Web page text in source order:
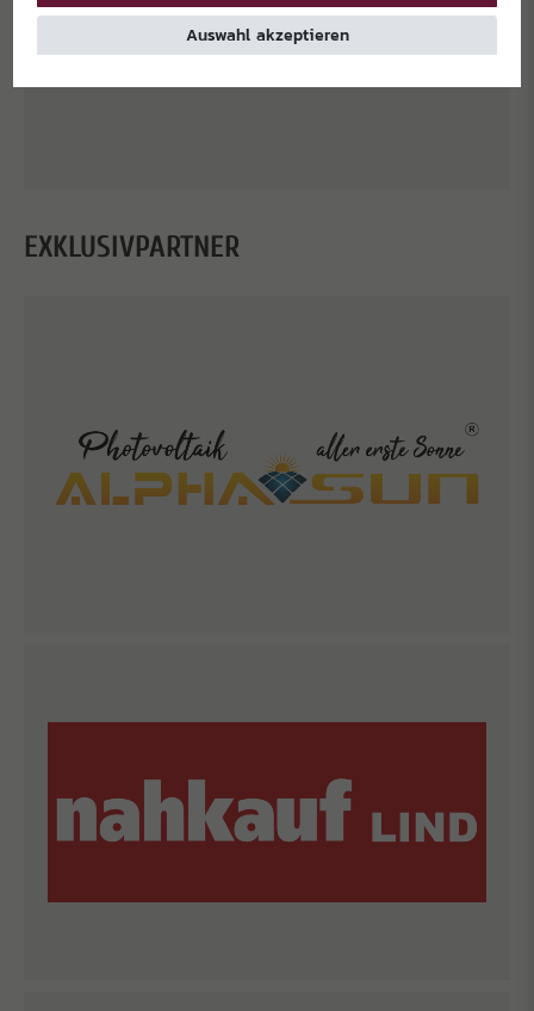
EXKLUSIVPARTNER
Auswahl akzeptieren